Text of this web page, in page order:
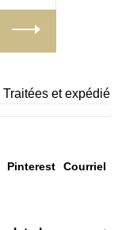
Traitées et
Pinterest Courriel